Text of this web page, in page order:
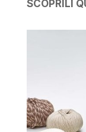
SCOPRILI